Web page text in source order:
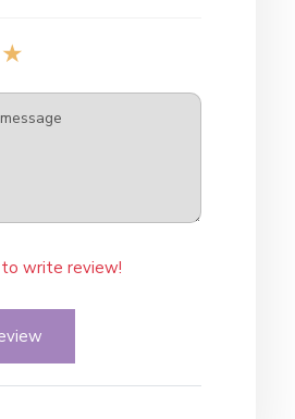
write review!